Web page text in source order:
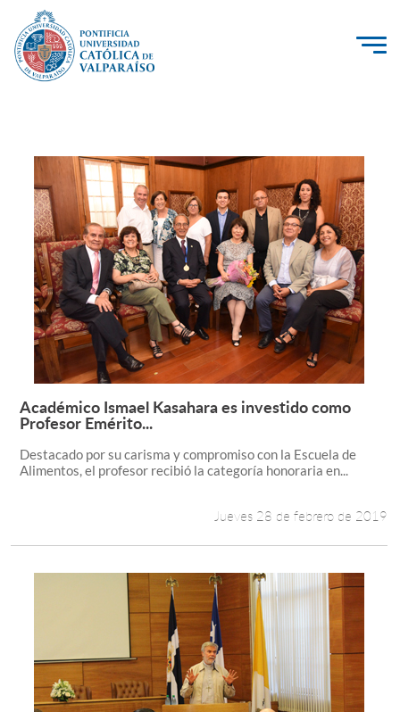
PUCV Internacional
Vinculación con el Medio
Admisión
Pregrado
Postgrado
Formación Continua
Estudiantes
Académicos
Alumni
Leer más +
Académico Ismael Kasahara es investido como
Profesor Emérito...
Destacado por su carisma y compromiso con la Escuela de
Alimentos, el profesor recibió la categoría honoraria en...
Jueves 28 de febrero de 2019